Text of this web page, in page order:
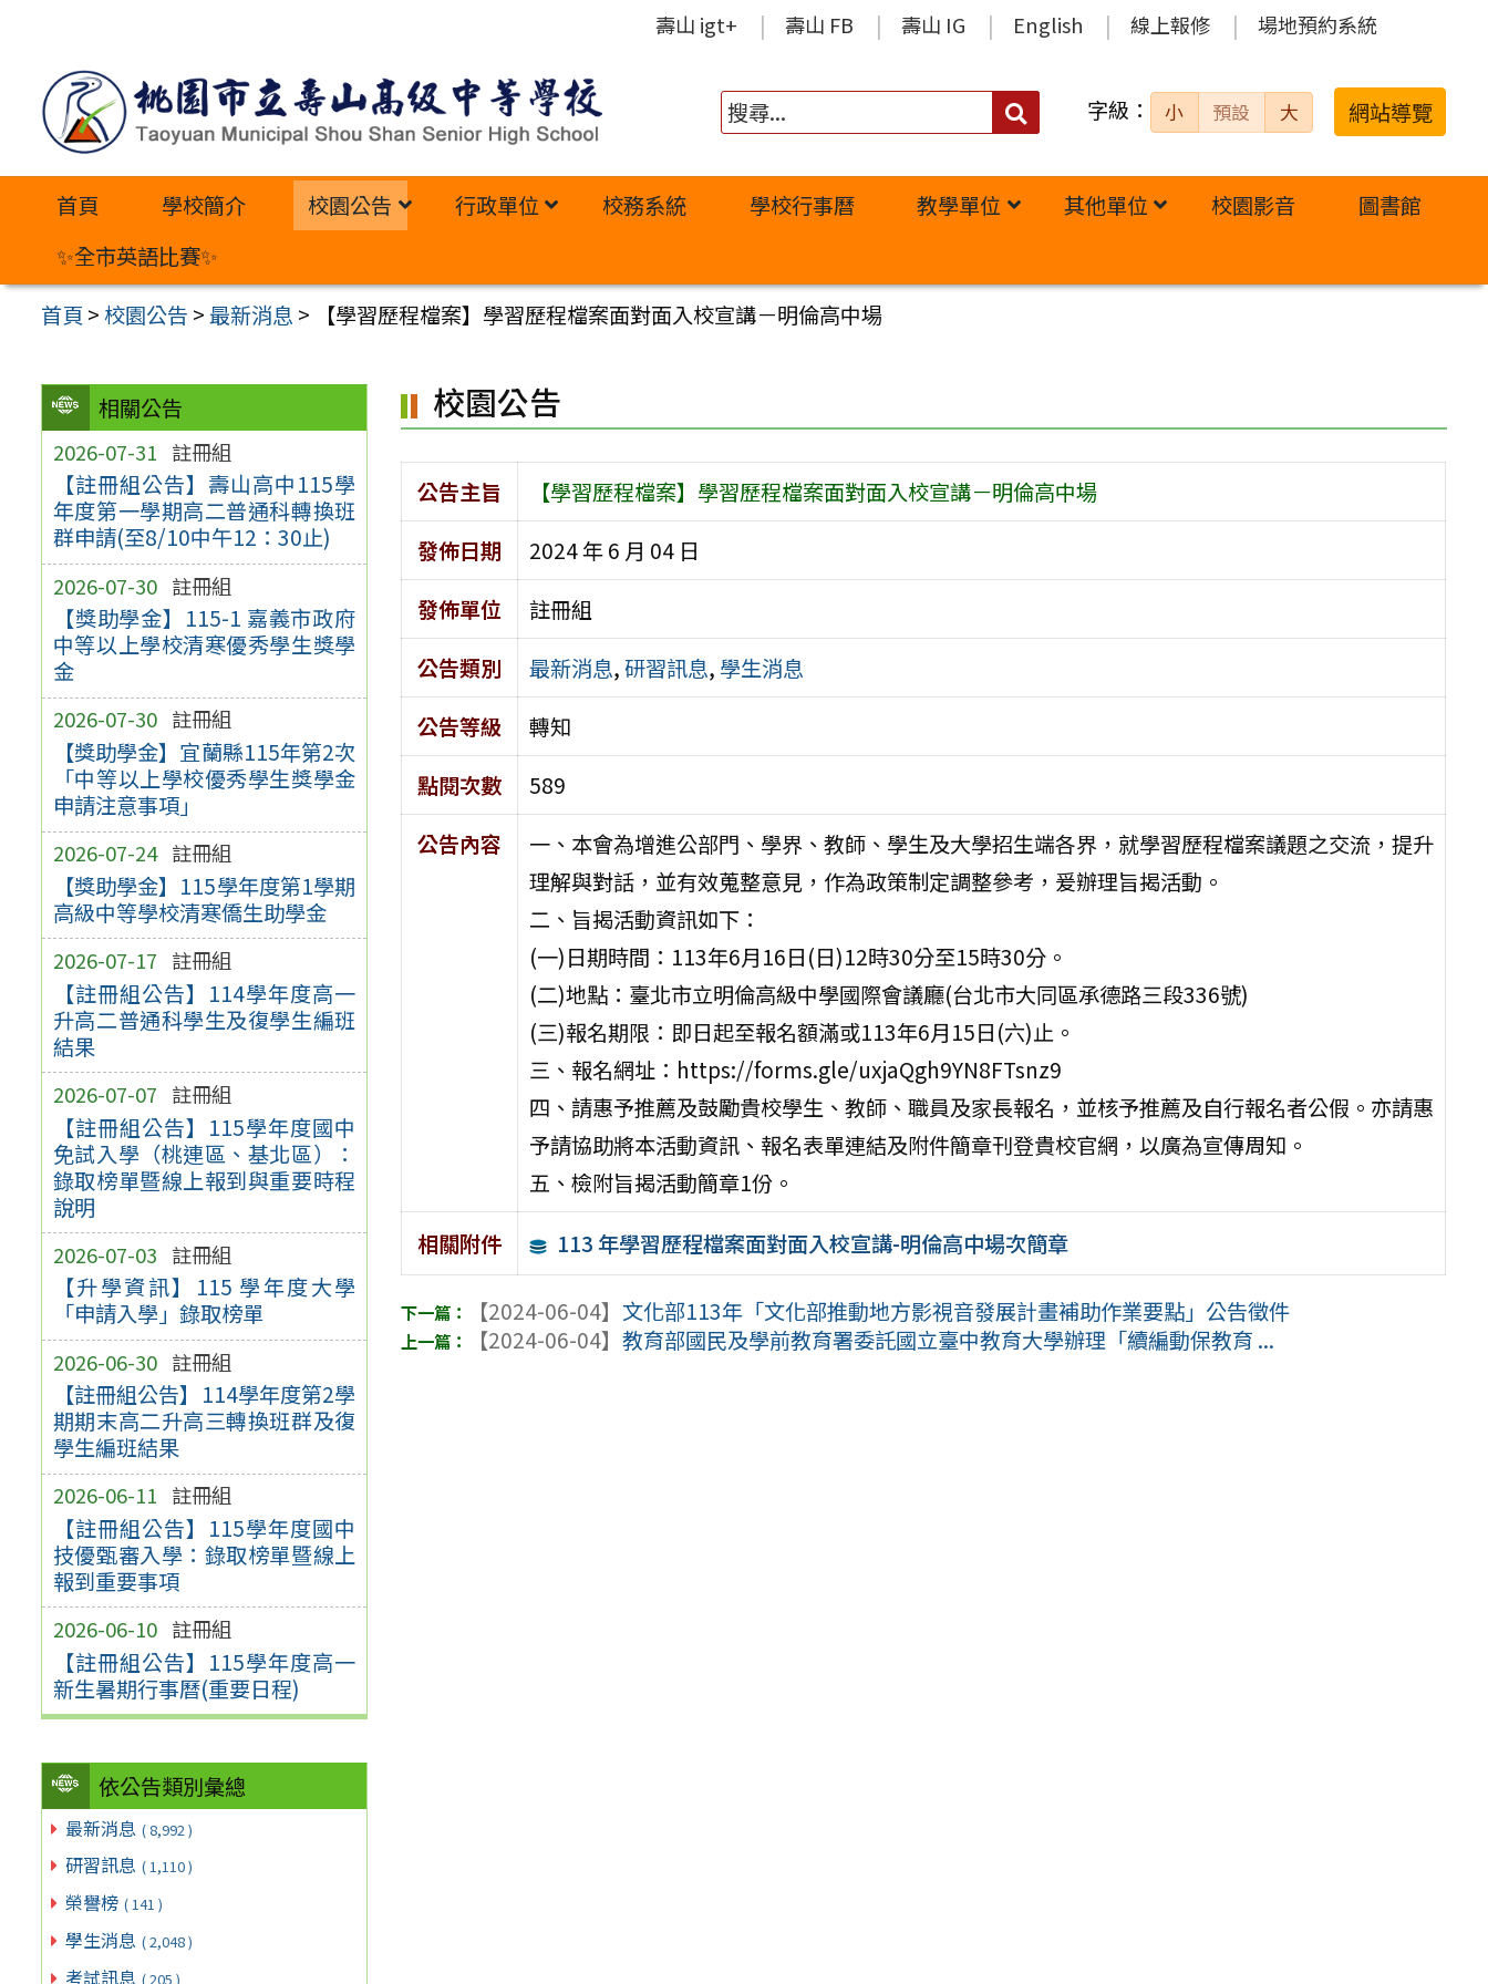
內
壽山 igt+ 壽山 FB 壽山 IG English 線上報修 場地預約系統
搜
字級： 小 預設 大 網站導覽
首頁 學校簡介 校園公告 行政單位 校務系統 學校行事曆 教學單位 其他單位 校園影音
圖書館
✨全市英語比賽✨
首頁 >校園公告 >最新消息 > 【學習歷程檔案】學習歷程檔案面對面入校宣講－明倫高中場
相關公告
2026-07-31 註冊組
【註冊組公告】壽山高中115學
年度第一學期高二普通科轉換班
群申請(至8/10中午12：30止)
2026-07-30 註冊組
【獎助學金】115-1 嘉義市政府
中等以上學校清寒優秀學生獎學
金
2026-07-30 註冊組
【獎助學金】宜蘭縣115年第2次
「中等以上學校優秀學生獎學金
申請注意事項」
2026-07-24 註冊組
【獎助學金】115學年度第1學期
高級中等學校清寒僑生助學金
2026-07-17 註冊組
【註冊組公告】114學年度高一
升高二普通科學生及復學生編班
結果
2026-07-07 註冊組
【註冊組公告】115學年度國中
免試入學（桃連區、基北區）：
錄取榜單暨線上報到與重要時程
說明
2026-07-03 註冊組
【升學資訊】115 學年度大學
「申請入學」錄取榜單
2026-06-30 註冊組
【註冊組公告】114學年度第2學
期期末高二升高三轉換班群及復
學生編班結果
2026-06-11 註冊組
【註冊組公告】115學年度國中
技優甄審入學：錄取榜單暨線上
報到重要事項
2026-06-10 註冊組
【註冊組公告】115學年度高一
新生暑期行事曆(重要日程)
依公告類別彙總
最新消息 ( 8,992 )
研習訊息 ( 1,110 )
榮譽榜 ( 141 )
學生消息 ( 2,048 )
考試訊息 ( 205 )
校園公告
公告主旨
【學習歷程檔案】學習歷程檔案面對面入校宣講－明倫高中場
發佈日期
2024 年 6 月 04 日
發佈單位
註冊組
公告類別
最新消息,研習訊息, 學生消息
公告等級
轉知
點閱次數
589
公告內容
一、本會為增進公部門、學界、教師、學生及大學招生端各界，就學習歷程檔案議題之交流，提升
理解與對話，並有效蒐整意見，作為政策制定調整參考，爰辦理旨揭活動。
二、旨揭活動資訊如下：
(一)日期時間：113年6月16日(日)12時30分至15時30分。
(二)地點：臺北市立明倫高級中學國際會議廳(台北市大同區承德路三段336號)
(三)報名期限：即日起至報名額滿或113年6月15日(六)止。
三、報名網址：https://forms.gle/uxjaQgh9YN8FTsnz9
四、請惠予推薦及鼓勵貴校學生、教師、職員及家長報名，並核予推薦及自行報名者公假。亦請惠
予請協助將本活動資訊、報名表單連結及附件簡章刊登貴校官網，以廣為宣傳周知。
五、檢附旨揭活動簡章1份。
相關附件
113 年學習歷程檔案面對面入校宣講-明倫高中場次簡章
【2024-06-04】 文化部113年「文化部推動地方影視音發展計畫補助作業要點」公告徵件
【2024-06-04】教育部國民及學前教育署委託國立臺中教育大學辦理「續編動保教育 ...